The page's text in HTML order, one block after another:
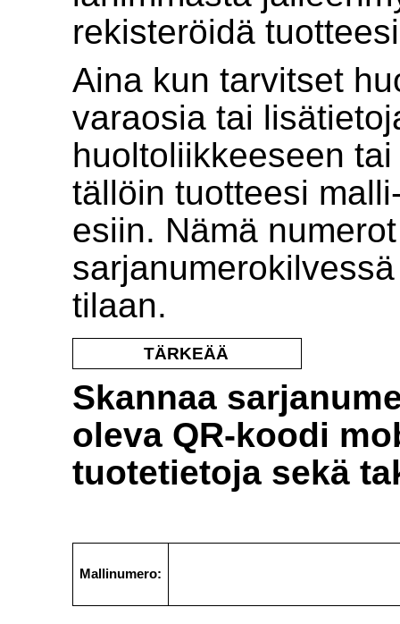
rekisteröidä
Aina kun tarvitset
varaosia tai
huoltoliikkeeseen tai
tällöin tuotteesi
esiin. Nämä
tilaan.
TÄRKEÄÄ
Skannaa
oleva QR-koodi
tuotetietoja sekä
Mallinumero: